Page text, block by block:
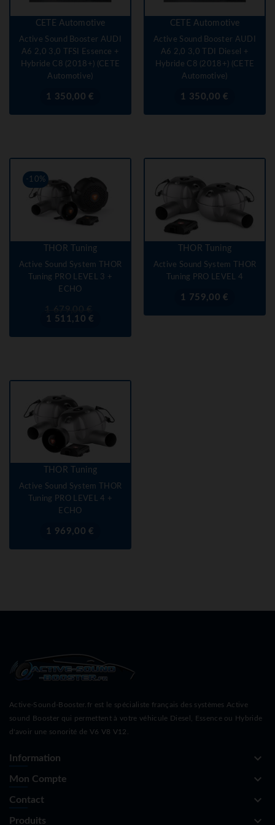
CETE Automotive
Active Sound Booster AUDI
A6 2,0 3,0 TFSI Essence +
Hybride C8 (2018+) (CETE
Automotive)
Prix1 350,00 €
CETE Automotive
Active Sound Booster AUDI
A6 2,0 3,0 TDI Diesel +
Hybride C8 (2018+) (CETE
Automotive)
Prix1 350,00 €
-10%
THOR Tuning
Active Sound System THOR
Tuning PRO LEVEL 3 +
ECHO
Prix
de
base
1 679,00 €
1 511,10 €
THOR Tuning
Active Sound System THOR
Tuning PRO LEVEL 4
Prix1 759,00 €
THOR Tuning
Active Sound System THOR
Tuning PRO LEVEL 4 +
ECHO
Prix1 969,00 €
Active-Sound-Booster.fr est le spécialiste français des systèmes Active
sound Booster qui permettent à votre véhicule Diesel, Essence ou Hybride
d'avoir une sonorité de V6 V8 V12.
Information keyboard_arrow_down
Mon Compte keyboard_arrow_down
Contact keyboard_arrow_down
Produits keyboard_arrow_down